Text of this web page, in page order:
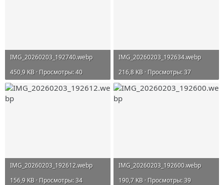
IMG_20260203_192740.webp
450,9 KB · Просмотры: 40
IMG_20260203_192634.webp
216,8 KB · Просмотры: 37
IMG_20260203_192612.webp
156,9 KB · Просмотры: 34
IMG_20260203_192600.webp
190,7 KB · Просмотры: 39